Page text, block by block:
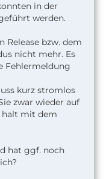
in der
werden.
Release bzw. dem
nicht mehr. Es
Fehlermeldung
kurz stromlos
zwar wieder auf
halt mit dem
hat ggf. noch